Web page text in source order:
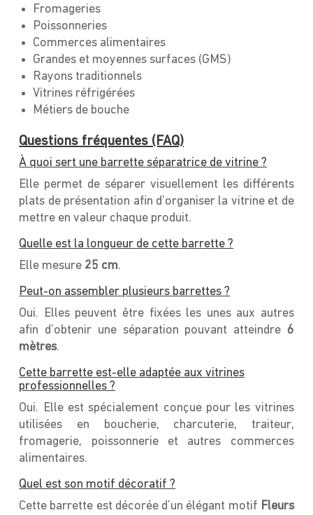
Fromageries
Poissonneries
Commerces alimentaires
Grandes et moyennes surfaces (GMS)
Rayons traditionnels
Vitrines réfrigérées
Métiers de bouche
Questions fréquentes (FAQ)
À quoi sert une barrette séparatrice de vitrine ?
Elle permet de séparer visuellement les différents
plats de présentation afin d’organiser la vitrine et de
mettre en valeur chaque produit.
Quelle est la longueur de cette barrette ?
Elle mesure 25 cm.
Peut-on assembler plusieurs barrettes ?
Oui. Elles peuvent être fixées les unes aux autres
afin d’obtenir une séparation pouvant atteindre 6
mètres.
Cette barrette est-elle adaptée aux vitrines
professionnelles ?
Oui. Elle est spécialement conçue pour les vitrines
utilisées en boucherie, charcuterie, traiteur,
fromagerie, poissonnerie et autres commerces
alimentaires.
Quel est son motif décoratif ?
Cette barrette est décorée d’un élégant motif Fleurs